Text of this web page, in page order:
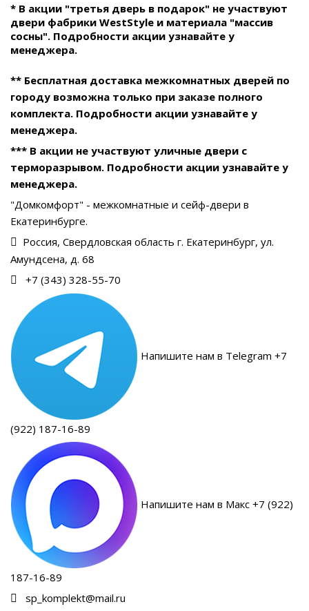
* В акции "третья дверь в подарок" не участвуют
двери фабрики WestStyle и материала "массив
сосны". Подробности акции узнавайте у
менеджера.
** Бесплатная доставка межкомнатных дверей по
городу возможна только при заказе полного
комплекта. Подробности акции узнавайте у
менеджера.
*** В акции не участвуют уличные двери с
терморазрывом. Подробности акции узнавайте у
менеджера.
"Домкомфорт" - межкомнатные и сейф-двери в
Екатеринбурге.
Россия, Свердловская область г. Екатеринбург, ул.
Амундсена, д. 68
+7 (343) 328-55-70
Напишите нам в Telegram +7
(922) 187-16-89
Напишите нам в Макс +7 (922)
187-16-89
sp_komplekt@mail.ru